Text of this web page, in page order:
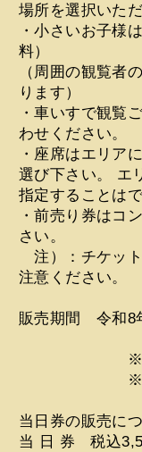
場所を選択いた
・小さいお子様
料）
（周囲の観覧者
ります）
・車いすで観覧
わせください。
・座席はエリア
選び下さい。 エ
指定することは
・前売り券はコ
さい。
注）：チケッ
注意ください。
販売期間 令和8
※受付は
※満席にな
当日券の販売に
当 日 券 税込